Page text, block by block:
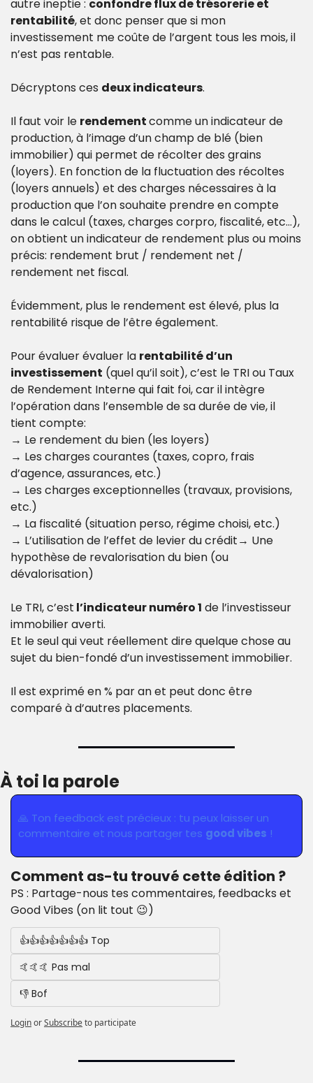
autre ineptie : confondre flux de trésorerie et
rentabilité, et donc penser que si mon
investissement me coûte de l’argent tous les mois, il
n’est pas rentable.
Décryptons ces deux indicateurs.
Il faut voir le rendement comme un indicateur de
production, à l’image d’un champ de blé (bien
immobilier) qui permet de récolter des grains
(loyers). En fonction de la fluctuation des récoltes
(loyers annuels) et des charges nécessaires à la
production que l’on souhaite prendre en compte
dans le calcul (taxes, charges corpro, fiscalité, etc…),
on obtient un indicateur de rendement plus ou moins
précis: rendement brut / rendement net /
rendement net fiscal.
Évidemment, plus le rendement est élevé, plus la
rentabilité risque de l’être également.
Pour évaluer évaluer la rentabilité d’un
investissement (quel qu’il soit), c’est le TRI ou Taux
de Rendement Interne qui fait foi, car il intègre
l’opération dans l’ensemble de sa durée de vie, il
tient compte:
→ Le rendement du bien (les loyers)
→ Les charges courantes (taxes, copro, frais
d’agence, assurances, etc.)
→ Les charges exceptionnelles (travaux, provisions,
etc.)
→ La fiscalité (situation perso, régime choisi, etc.)
→ L’utilisation de l’effet de levier du crédit→ Une
hypothèse de revalorisation du bien (ou
dévalorisation)
Le TRI, c’est l’indicateur numéro 1 de l’investisseur
immobilier averti.
Et le seul qui veut réellement dire quelque chose au
sujet du bien-fondé d’un investissement immobilier.
Il est exprimé en % par an et peut donc être
comparé à d’autres placements.
À toi la parole
🙏 Ton feedback est précieux : tu peux laisser un
commentaire et nous partager tes good vibes !
Comment as-tu trouvé cette édition ?
PS : Partage-nous tes commentaires, feedbacks et
Good Vibes (on lit tout 😉)
👍👍👍👍👍👍👍 Top
🤙🤙🤙 Pas mal
👎 Bof
LoginorSubscribeto participate